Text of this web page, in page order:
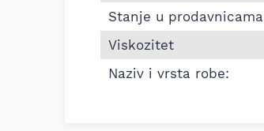
Stanje u prodavnicama
Viskozitet
Naziv i vrsta robe: